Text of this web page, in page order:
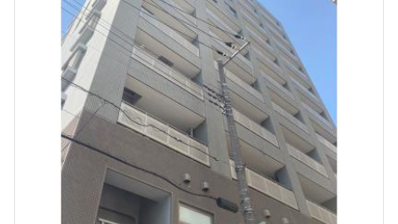
お問合せ
10階１００１
147,000円15,000円
1.0ヶ月 1.0ヶ月
Studio+WIC+SIC25.17㎡